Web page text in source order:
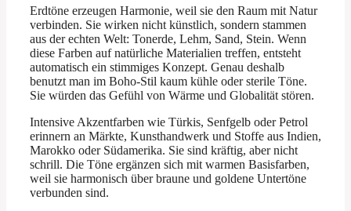
Erdtöne erzeugen Harmonie, weil sie den Raum mit Natur
verbinden. Sie wirken nicht künstlich, sondern stammen
aus der echten Welt: Tonerde, Lehm, Sand, Stein. Wenn
diese Farben auf natürliche Materialien treffen, entsteht
automatisch ein stimmiges Konzept. Genau deshalb
benutzt man im Boho-Stil kaum kühle oder sterile Töne.
Sie würden das Gefühl von Wärme und Globalität stören.
Intensive Akzentfarben wie Türkis, Senfgelb oder Petrol
erinnern an Märkte, Kunsthandwerk und Stoffe aus Indien,
Marokko oder Südamerika. Sie sind kräftig, aber nicht
schrill. Die Töne ergänzen sich mit warmen Basisfarben,
weil sie harmonisch über braune und goldene Untertöne
verbunden sind.